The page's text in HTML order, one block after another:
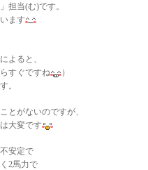
担当(む)です。
ます
よると、
すぐですね
）
。
とがないのですが、
大変です
安定で
2馬力で